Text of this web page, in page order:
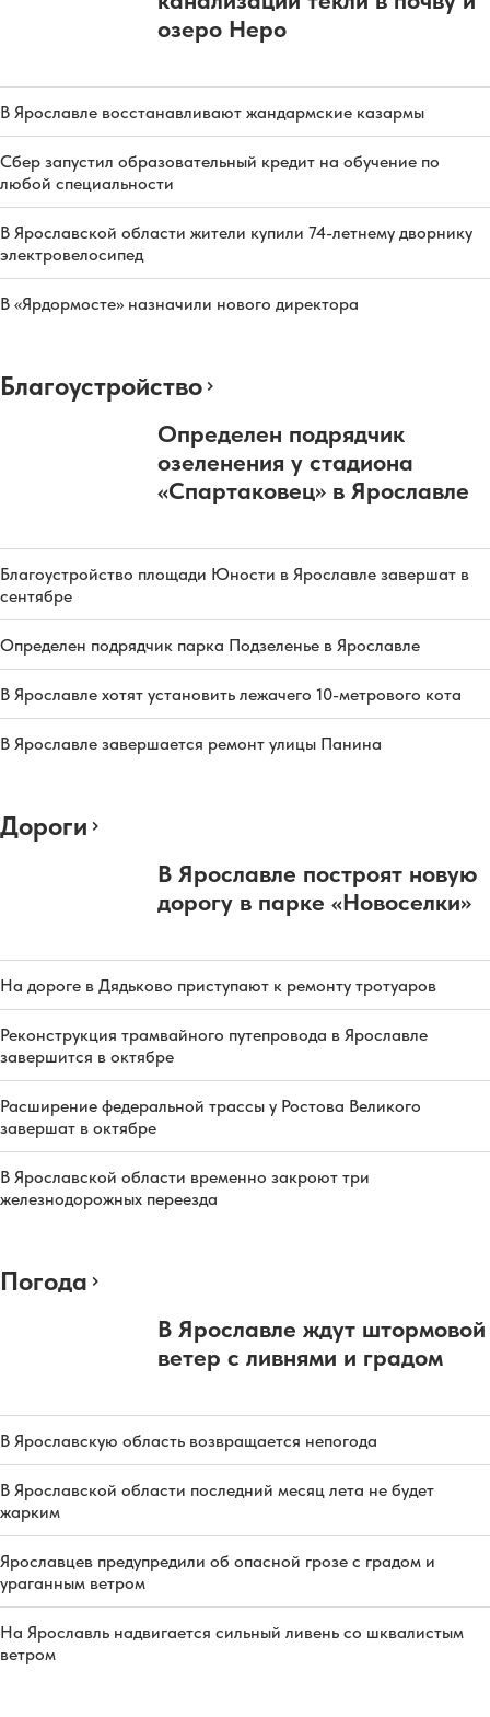
озеро Неро
В Ярославле восстанавливают жандармские казармы
Сбер запустил образовательный кредит на обучение по
любой специальности
В Ярославской области жители купили 74-летнему дворнику
электровелосипед
В «Ярдормосте» назначили нового директора
Благоустройство
Определен подрядчик
озеленения у стадиона
«Спартаковец» в Ярославле
Благоустройство площади Юности в Ярославле завершат в
сентябре
Определен подрядчик парка Подзеленье в Ярославле
В Ярославле хотят установить лежачего 10-метрового кота
В Ярославле завершается ремонт улицы Панина
Дороги
В Ярославле построят новую
дорогу в парке «Новоселки»
На дороге в Дядьково приступают к ремонту тротуаров
Реконструкция трамвайного путепровода в Ярославле
завершится в октябре
Расширение федеральной трассы у Ростова Великого
завершат в октябре
В Ярославской области временно закроют три
железнодорожных переезда
Погода
В Ярославле ждут штормовой
ветер с ливнями и градом
В Ярославскую область возвращается непогода
В Ярославской области последний месяц лета не будет
жарким
Ярославцев предупредили об опасной грозе с градом и
ураганным ветром
На Ярославль надвигается сильный ливень со шквалистым
ветром